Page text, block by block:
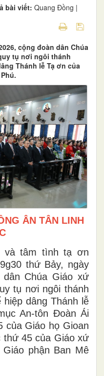
bài viết: Quang Đồng |
cộng đoàn dân Chúa
tụ nơi ngôi thánh
Thánh lễ Tạ ơn của
ÂN TÂN LINH
và tâm tình tạ ơn
thứ Bảy, ngày
dân Chúa Giáo xứ
tụ nơi ngôi thánh
dâng Thánh lễ
An-tôn Đoàn Ái
của Giáo họ Gioan
thứ 45 của Giáo xứ
phận Ban Mê